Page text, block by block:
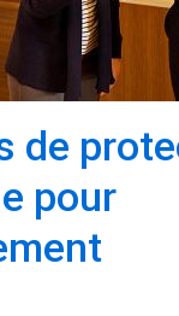
de
pour